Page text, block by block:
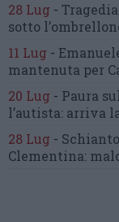
28 Lug -
sotto
11 Lug -
mantenuta per
20 Lug - Paura
l’autista: arriva
28 Lug -
Clementina: